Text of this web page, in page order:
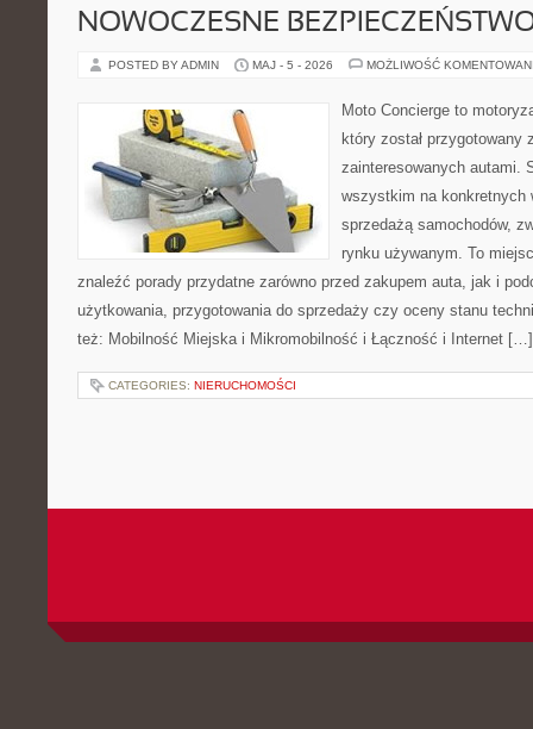
NOWOCZESNE
POSTED BY ADMIN MAJ - 5 - 2026 MOŻLIWOŚĆ
Moto Concierge to
który został przygotowany
zainteresowanych autami.
wszystkim na konkretnych
sprzedażą samochodów,
rynku używanym. To
znaleźć porady przydatne zarówno przed zakupem auta, jak i
użytkowania, przygotowania do sprzedaży czy oceny stanu
też: Mobilność Miejska i Mikromobilność i Łączność i Internet […]
CATEGORIES: NIERUCHOMOŚCI